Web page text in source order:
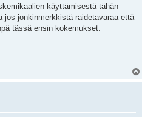
käyttämisestä tähän
jos jonkinmerkkistä raidetavaraa että
tässä ensin kokemukset.